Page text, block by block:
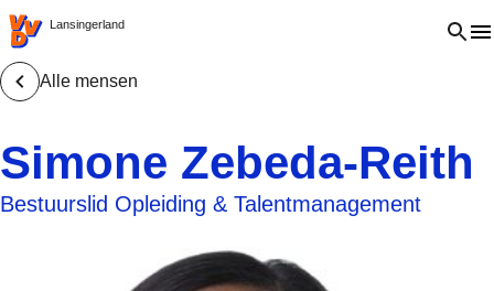
VVD.nl - Ga naar de homepage
Lansingerland Open
Alle mensen
Simone Zebeda-Reith
Bestuurslid Opleiding & Talentmanagement